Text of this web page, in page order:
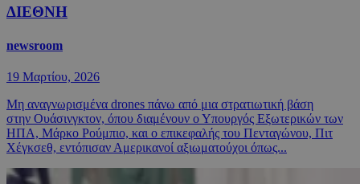
ΔΙΕΘΝΗ
newsroom
19 Μαρτίου, 2026
Μη αναγνωρισμένα drones πάνω από μια στρατιωτική βάση
στην Ουάσινγκτον, όπου διαμένουν ο Υπουργός Εξωτερικών των
ΗΠΑ, Μάρκο Ρούμπιο, και ο επικεφαλής του Πενταγώνου, Πιτ
Χέγκσεθ, εντόπισαν Αμερικανοί αξιωματούχοι όπως...